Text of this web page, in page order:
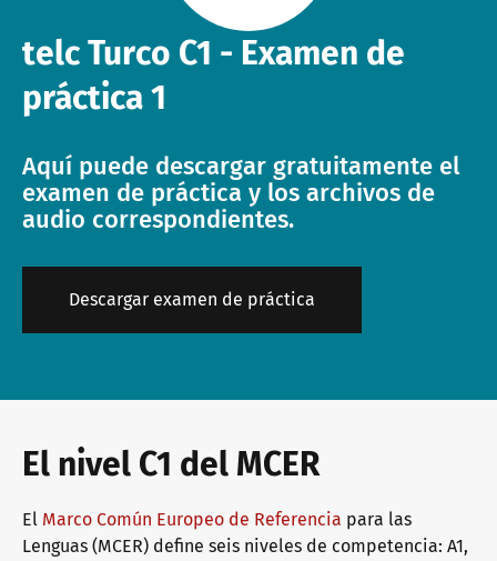
Formación: ayuda y preguntas frecuentes
Boletín informativo
telc Turco C1 - Examen de
práctica 1
Aquí puede descargar gratuitamente el
examen de práctica y los archivos de
audio correspondientes.
Descargar examen de práctica
El nivel C1 del MCER
El Marco Común Europeo de Referencia para las
Lenguas (MCER) define seis niveles de competencia: A1,